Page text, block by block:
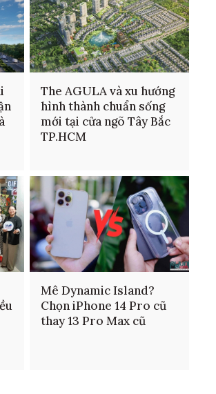
The AGULA và xu hướng
hình thành chuẩn sống
mới tại cửa ngõ Tây Bắc
TP.HCM
Mê Dynamic Island?
Chọn iPhone 14 Pro cũ
thay 13 Pro Max cũ